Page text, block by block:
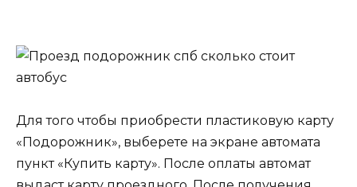
Для того чтобы приобрести пластиковую карту
«Подорожник», выберете на экране автомата
пункт «Купить карту». После оплаты автомат